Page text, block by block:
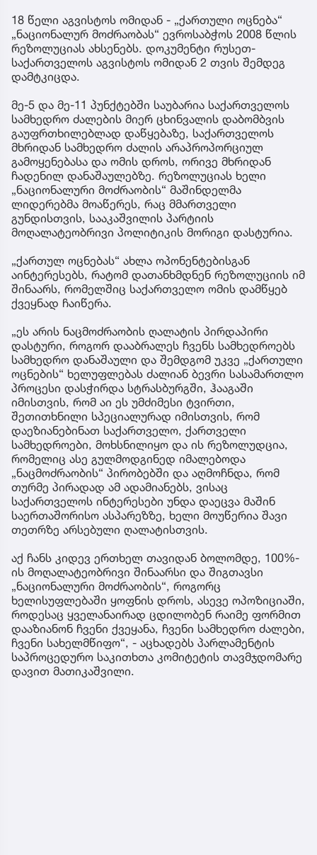
18 წელი აგვისტოს ომიდან - „ქართული ოცნება“
„ნაციონალურ მოძრაობას“ ევროსაბჭოს 2008 წლის
რეზოლუციას ახსენებს. დოკუმენტი რუსეთ-
საქართველოს აგვისტოს ომიდან 2 თვის შემდეგ
დამტკიცდა.
მე-5 და მე-11 პუნქტებში საუბარია საქართველოს
სამხედრო ძალების მიერ ცხინვალის დაბომბვის
გაუფრთხილებლად დაწყებაზე, საქართველოს
მხრიდან სამხედრო ძალის არაპროპორციულ
გამოყენებასა და ომის დროს, ორივე მხრიდან
ჩადენილ დანაშაულებზე. რეზოლუციას ხელი
„ნაციონალური მოძრაობის“ მაშინდელმა
ლიდერებმა მოაწერეს, რაც მმართველი
გუნდისთვის, სააკაშვილის პარტიის
მოღალატეობრივი პოლიტიკის მორიგი დასტურია.
„ქართულ ოცნებას“ ახლა ოპონენტებისგან
აინტერესებს, რატომ დათანხმდნენ რეზოლუციის იმ
შინაარს, რომელშიც საქართველო ომის დამწყებ
ქვეყნად ჩაიწერა.
„ეს არის ნაცმოძრაობის ღალატის პირდაპირი
დასტური, როგორ დააბრალეს ჩვენს სამხედროებს
სამხედრო დანაშაული და შემდგომ უკვე „ქართული
ოცნების“ ხელუფლებას ძალიან ბევრი სასამართლო
პროცესი დასჭირდა სტრასბურგში, ჰააგაში
იმისთვის, რომ აი ეს უმძიმესი ტვირთი,
შეთითხნილი სპეციალურად იმისთვის, რომ
დაეზიანებინათ საქართველო, ქართველი
სამხედროები, მოხსნილიყო და ის რეზოლუდცია,
რომელიც ასე გულმოდგინედ იმალებოდა
„ნაცმოძრაობის“ პირობებში და აღმოჩნდა, რომ
თურმე პირადად ამ ადამიანებს, ვისაც
საქართველოს ინტერესები უნდა დაეცვა მაშინ
საერთაშორისო ასპარეზზე, ხელი მოუწერია შავი
თეთრზე არსებული ღალატისთვის.
აქ ჩანს კიდევ ერთხელ თავიდან ბოლომდე, 100%-
ის მოღალატეობრივი შინაარსი და შიგთავსი
„ნაციონალური მოძრაობის“, როგორც
ხელისუფლებაში ყოფნის დროს, ასევე ოპოზიციაში,
როდესაც ყველანაირად ცდილობენ რაიმე ფორმით
დააზიანონ ჩვენი ქვეყანა, ჩვენი სამხედრო ძალები,
ჩვენი სახელმწიფო“, - აცხადებს პარლამენტის
საპროცედურო საკითხთა კომიტეტის თავმჯდომარე
დავით მათიკაშვილი.